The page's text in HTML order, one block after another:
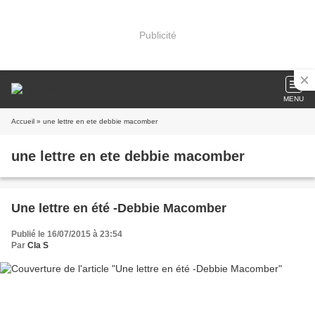
Publicité
MENU
Accueil » une lettre en ete debbie macomber
une lettre en ete debbie macomber
Une lettre en été -Debbie Macomber
Publié le 16/07/2015 à 23:54
Par Cla S